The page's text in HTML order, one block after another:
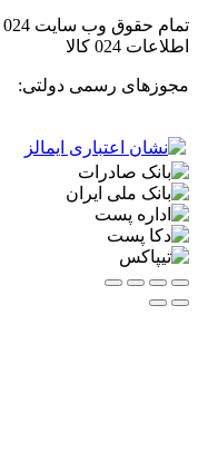
اطلاعات 024 کالا
مجوزهای رسمی دولتی: